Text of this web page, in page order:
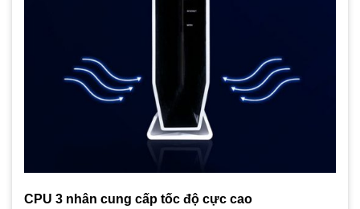
CPU 3 nhân cung cấp tốc độ cực cao